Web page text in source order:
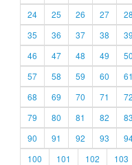
24
25 26 27 28
35
36 37 38 39
46
47 48 49 50
57
58 59 60 61
68
69 70 71 72
79
80 81 82 83
90
91 92 93
100
101 102 103